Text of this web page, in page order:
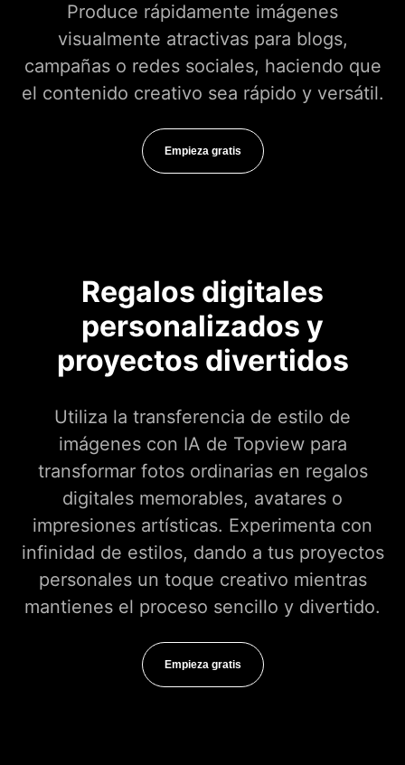
Produce rápidamente imágenes
visualmente atractivas para blogs,
campañas o redes sociales, haciendo que
el contenido creativo sea rápido y versátil.
Empieza gratis
Regalos digitales
personalizados y
proyectos divertidos
Utiliza la transferencia de estilo de
imágenes con IA de Topview para
transformar fotos ordinarias en regalos
digitales memorables, avatares o
impresiones artísticas. Experimenta con
infinidad de estilos, dando a tus proyectos
personales un toque creativo mientras
mantienes el proceso sencillo y divertido.
Empieza gratis